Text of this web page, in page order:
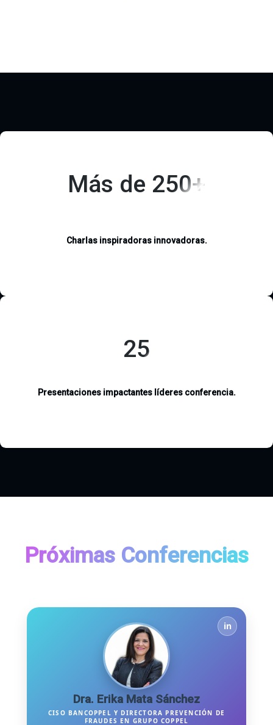
Más de 250+
Charlas inspiradoras innovadoras.
25
Presentaciones impactantes líderes conferencia.
Próximas Conferencias
in
Dra. Erika Mata Sánchez
CISO BANCOPPEL Y DIRECTORA PREVENCIÓN DE
FRAUDES EN GRUPO COPPEL